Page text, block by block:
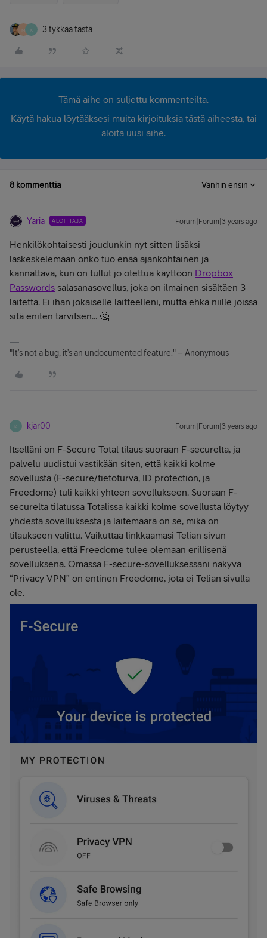
M K 3 tykkää tästä
Tämä aihe on suljettu kommenteilta.
Käytä hakua löytääksesi muita kirjoituksia tästä aiheesta, tai
aloita uusi aihe.
8 kommenttia Vanhin ensin
Yaria ALOITTAJA Forum|Forum|3 years ago
Henkilökohtaisesti joudunkin nyt sitten lisäksi
laskeskelemaan onko tuo enää ajankohtainen ja
kannattava, kun on tullut jo otettua käyttöön Dropbox
Passwords salasanasovellus, joka on ilmainen sisältäen 3
laitetta. Ei ihan jokaiselle laitteelleni, mutta ehkä niille joissa
sitä eniten tarvitsen... 🤔
"It’s not a bug; it’s an undocumented feature." – Anonymous
K kjar00 Forum|Forum|3 years ago
Itselläni on F-Secure Total tilaus suoraan F-securelta, ja
palvelu uudistui vastikään siten, että kaikki kolme
sovellusta (F-secure/tietoturva, ID protection, ja
Freedome) tuli kaikki yhteen sovellukseen. Suoraan F-
securelta tilatussa Totalissa kaikki kolme sovellusta löytyy
yhdestä sovelluksesta ja laitemäärä on se, mikä on
tilaukseen valittu. Vaikuttaa linkkaamasi Telian sivun
perusteella, että Freedome tulee olemaan erillisenä
sovelluksena. Omassa F-secure-sovelluksessani näkyvä
“Privacy VPN” on entinen Freedome, jota ei Telian sivulla
ole.